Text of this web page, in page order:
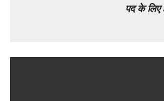
पद के लिए